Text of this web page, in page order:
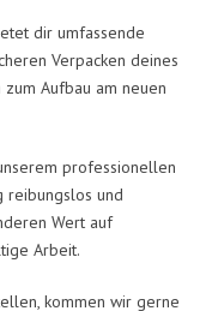
dir umfassende
Verpacken deines
Aufbau am neuen
professionellen
reibungslos und
Wert auf
Arbeit.
kommen wir gerne